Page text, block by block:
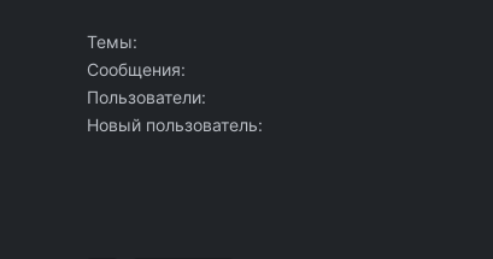
Темы
Сообщения
Пользователи
Новый пользователь